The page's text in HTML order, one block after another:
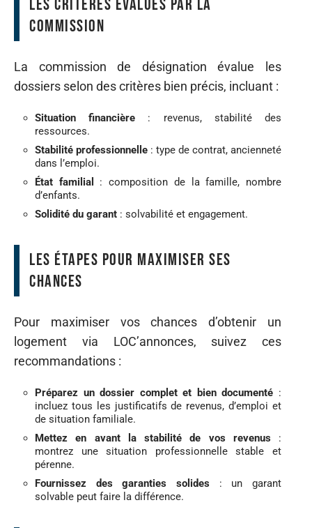
Les critères évalués par la
commission
La commission de désignation évalue les
dossiers selon des critères bien précis, incluant :
Situation financière : revenus, stabilité des
ressources.
Stabilité professionnelle : type de contrat, ancienneté
dans l’emploi.
État familial
: composition de la famille, nombre
d’enfants.
Solidité du garant : solvabilité et engagement.
Les étapes pour maximiser ses
chances
Pour maximiser vos chances d’obtenir un
logement via LOC’annonces, suivez ces
recommandations :
Préparez un dossier complet et bien documenté :
incluez tous les justificatifs de revenus, d’emploi et
de situation familiale.
Mettez en avant la stabilité de vos revenus :
montrez une situation professionnelle stable et
pérenne.
Fournissez des garanties solides : un garant
solvable peut faire la différence.